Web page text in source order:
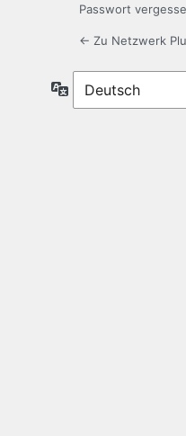
Passwort
← Zu Netzwerk
Sprache